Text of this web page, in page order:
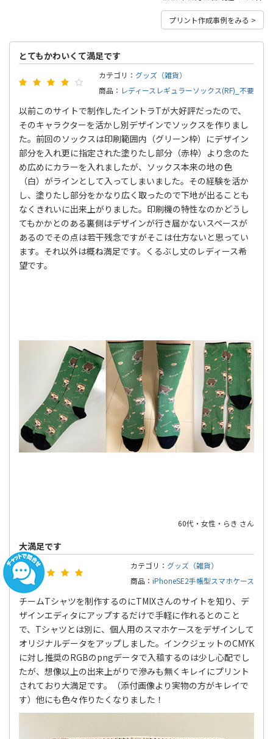
プリント作成事例をみる >
とてもかわいくて満足です
カテゴリ： グッズ（雑貨）
商品： レディースレギュラーソックス(RF)_不要
以前このサイトで制作したイントラTが大好評だったので、
そのキャラクターを活かし別デザインでソックスを作りまし
た。前回のソックスは印刷範囲内（グリーン枠）にデザイン
部分を入れ更に指定された塗りたし部分（赤枠）より念のた
め広めにカラーを入れましたが、ソックス本来の地の色
（白）がラインとして入ってしまいました。その経験を活か
し、塗りたし部分をかなり広く取ったので下地が出ることも
なくきれいに出来上がりました。印刷機の特性なのかどうし
てもかかとのある裏側はデザインが行き届かないスペースが
あるのでその点は若干残念ですがそこは仕方ないと思ってい
ます。それ以外は概ね満足です。くるぶし丈のレディース希
望です。
60代・女性・らき さん
大満足です
カテゴリ： グッズ（雑貨）
商品： iPhoneSE2手帳型スマホケース
チームTシャツを制作するのにTMIXさんのサイトを知り、デ
ザインエディタにアップするだけで手軽に作れるとのこと
で、Tシャツとは別に、個人用のスマホケースをデザインして
オリジナルデータをアップしました。インクジェットのCMYK
に対し推奨のRGBのpngデータで入稿するのは少し心配でし
たが、想像以上の出来上がりで滲みも無くキレイにプリント
されており大満足です。（添付画像より実物の方がキレイで
す）他にも色々作りたくなりました！